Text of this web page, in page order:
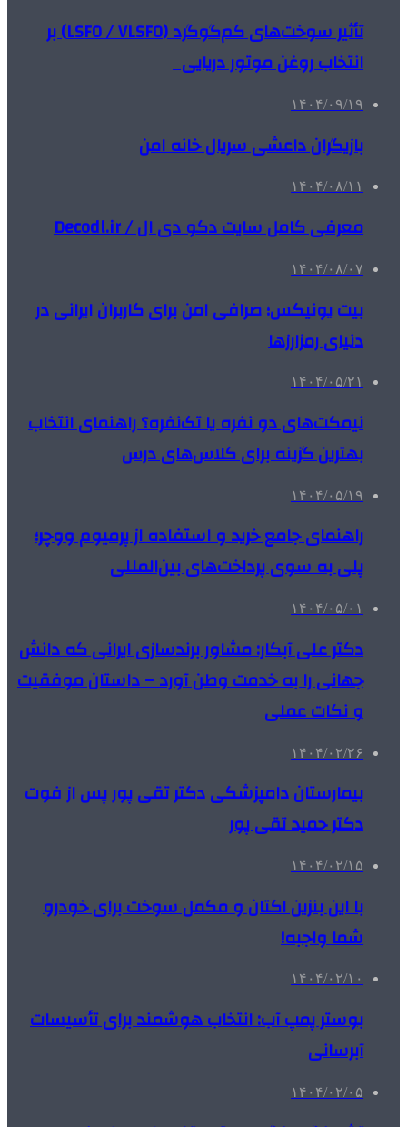
تأثیر سوخت‌های کم‌گوگرد (LSFO / VLSFO) بر
انتخاب روغن موتور دریایی
۱۴۰۴/۰۹/۱۹
بازیگران داعشی سریال خانه امن
۱۴۰۴/۰۸/۱۱
معرفی کامل سایت دکو دی ال / Decodl.ir
۱۴۰۴/۰۸/۰۷
بیت یونیکس؛ صرافی امن برای کاربران ایرانی در
دنیای رمزارزها
۱۴۰۴/۰۵/۲۱
نیمکت‌های دو نفره یا تک‌نفره؟ راهنمای انتخاب
بهترین گزینه برای کلاس‌های درس
۱۴۰۴/۰۵/۱۹
راهنمای جامع خرید و استفاده از پرمیوم ووچر؛
پلی به سوی پرداخت‌های بین‌المللی
۱۴۰۴/۰۵/۰۱
دکتر علی آبکار: مشاور برندسازی ایرانی که دانش
جهانی را به خدمت وطن آورد – داستان موفقیت
و نکات عملی
۱۴۰۴/۰۲/۲۶
بیمارستان دامپزشکی دکتر تقی پور پس از فوت
دکتر حمید تقی پور
۱۴۰۴/۰۲/۱۵
با این بنزین اکتان و مکمل سوخت برای خودرو
شما واجبه!
۱۴۰۴/۰۲/۱۰
بوستر پمپ آب: انتخاب هوشمند برای تأسیسات
آبرسانی
۱۴۰۴/۰۲/۰۵